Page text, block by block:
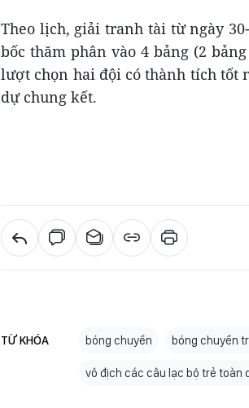
Theo lịch, giải tranh tài từ ngày
bốc thăm phân vào 4 bảng (2
lượt chọn hai đội có thành tích tốt
dự chung kết.
TỪ KHÓA bóng chuyền bóng chuyền
vô địch các câu lạc bộ trẻ toàn